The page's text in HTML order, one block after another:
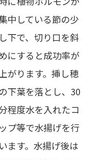
中している節の少
し下で、切り口を斜
にすると成功率が
上がります。挿し穂
下葉を落とし、30
程度水を入れたコ
ップ等で水揚げを行
います。水揚げ後は